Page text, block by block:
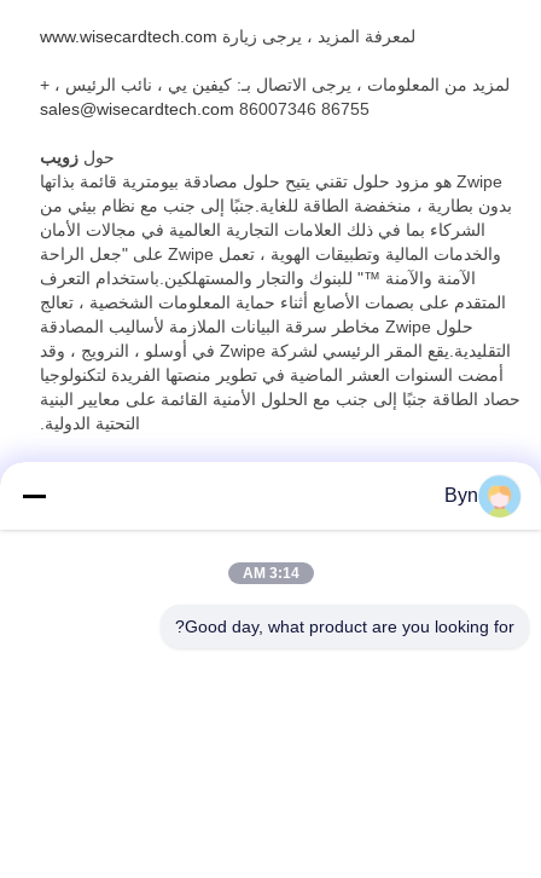
لمعرفة المزيد ، يرجى زيارة www.wisecardtech.com
لمزيد من المعلومات ، يرجى الاتصال بـ: كيفين يي ، نائب الرئيس ، +
86755 86007346
sales@wisecardtech.com
حول زويب
Zwipe هو مزود حلول تقني يتيح حلول مصادقة بيومترية قائمة بذاتها
بدون بطارية ، منخفضة الطاقة للغاية.جنبًا إلى جنب مع نظام بيئي من
الشركاء بما في ذلك العلامات التجارية العالمية في مجالات الأمان
والخدمات المالية وتطبيقات الهوية ، تعمل Zwipe على "جعل الراحة
الآمنة والآمنة ™" للبنوك والتجار والمستهلكين.باستخدام التعرف
المتقدم على بصمات الأصابع أثناء حماية المعلومات الشخصية ، تعالج
حلول Zwipe مخاطر سرقة البيانات الملازمة لأساليب المصادقة
التقليدية.يقع المقر الرئيسي لشركة Zwipe في أوسلو ، النرويج ، وقد
أمضت السنوات العشر الماضية في تطوير منصتها الفريدة لتكنولوجيا
حصاد الطاقة جنبًا إلى جنب مع الحلول الأمنية القائمة على معايير البنية
التحتية الدولية.
Byn
3:14 AM
Good day, what product are you looking for?